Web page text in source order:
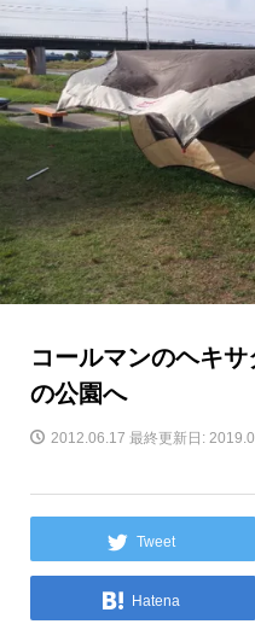
コールマンのヘキ
の公園へ
2012.06.17 最終更新日:
Tweet
Hatena